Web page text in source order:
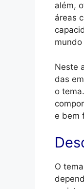
além,
áreas
Neste
das
o
e bem
O